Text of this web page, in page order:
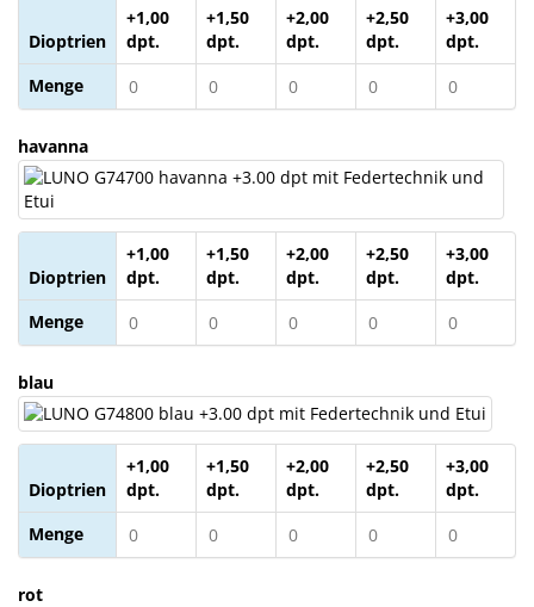
Me
JustMILO
I
NEED
YOU
Instrumente
Schleiftechnik
SALE
Dioptrien
+1,00
dpt.
+1,50
dpt.
+2,00
dpt.
+2,50
dpt.
+3,00
dpt.
Menge
havanna
Dioptrien
+1,00
dpt.
+1,50
dpt.
+2,00
dpt.
+2,50
dpt.
+3,00
dpt.
Menge
blau
Dioptrien
+1,00
dpt.
+1,50
dpt.
+2,00
dpt.
+2,50
dpt.
+3,00
dpt.
Menge
rot